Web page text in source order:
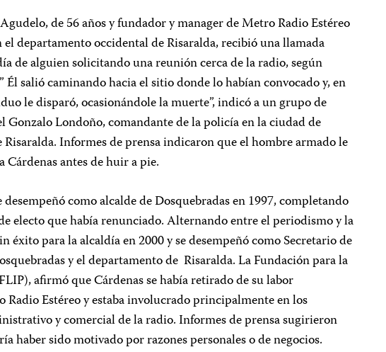
de 56 años y fundador y manager de Metro Radio Estéreo
el departamento occidental de Risaralda, recibió una llamada
de alguien solicitando una reunión cerca de la radio, según
Él salió caminando hacia el sitio donde lo habían convocado y, en
le disparó, ocasionándole la muerte”, indicó a un grupo de
Gonzalo Londoño, comandante de la policía en la ciudad de
Risaralda. Informes de prensa indicaron que el hombre armado le
Cárdenas antes de huir a pie.
como alcalde de Dosquebradas en 1997, completando
electo que había renunciado. Alternando entre el periodismo y la
éxito para la alcaldía en 2000 y se desempeñó como Secretario de
y el departamento de Risaralda. La Fundación para la
afirmó que Cárdenas se había retirado de su labor
Estéreo y estaba involucrado principalmente en los
y comercial de la radio. Informes de prensa sugirieron
haber sido motivado por razones personales o de negocios.